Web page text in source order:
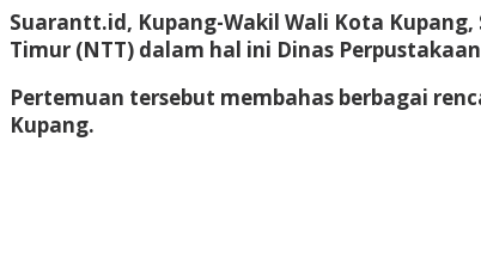
Suarantt.id, Kupang-Wakil Wali Kota
Timur (NTT) dalam hal ini Dinas
Pertemuan tersebut membahas berbagai
Kupang.